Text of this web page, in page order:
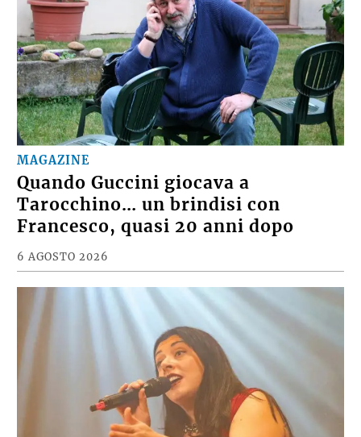
MAGAZINE
Quando Guccini giocava a
Tarocchino… un brindisi con
Francesco, quasi 20 anni dopo
6 AGOSTO 2026